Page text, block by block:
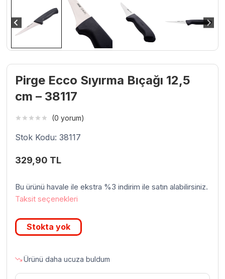
Pirge Ecco Sıyırma Bıçağı 12,5
cm – 38117
(0 yorum)
Stok Kodu: 38117
329,90 TL
Bu ürünü havale ile ekstra %3 indirim ile satın alabilirsiniz.
Taksit seçenekleri
Stokta yok
Ürünü daha ucuza buldum